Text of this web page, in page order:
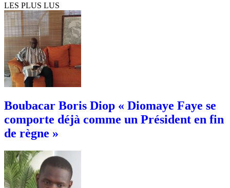
LES PLUS LUS
Boubacar Boris Diop « Diomaye Faye se
comporte déjà comme un Président en fin
de règne »